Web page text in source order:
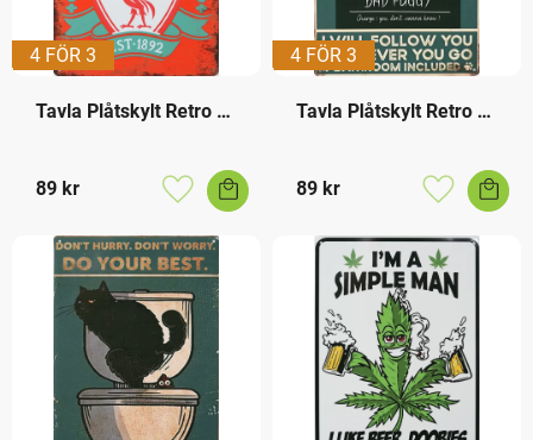
4 FÖR 3
Tavla Plåtskylt Retro
89 kr
Lägg till i favoriter
4 FÖR 3
Tavla Plåtskylt Retro
89 kr
Lägg till i